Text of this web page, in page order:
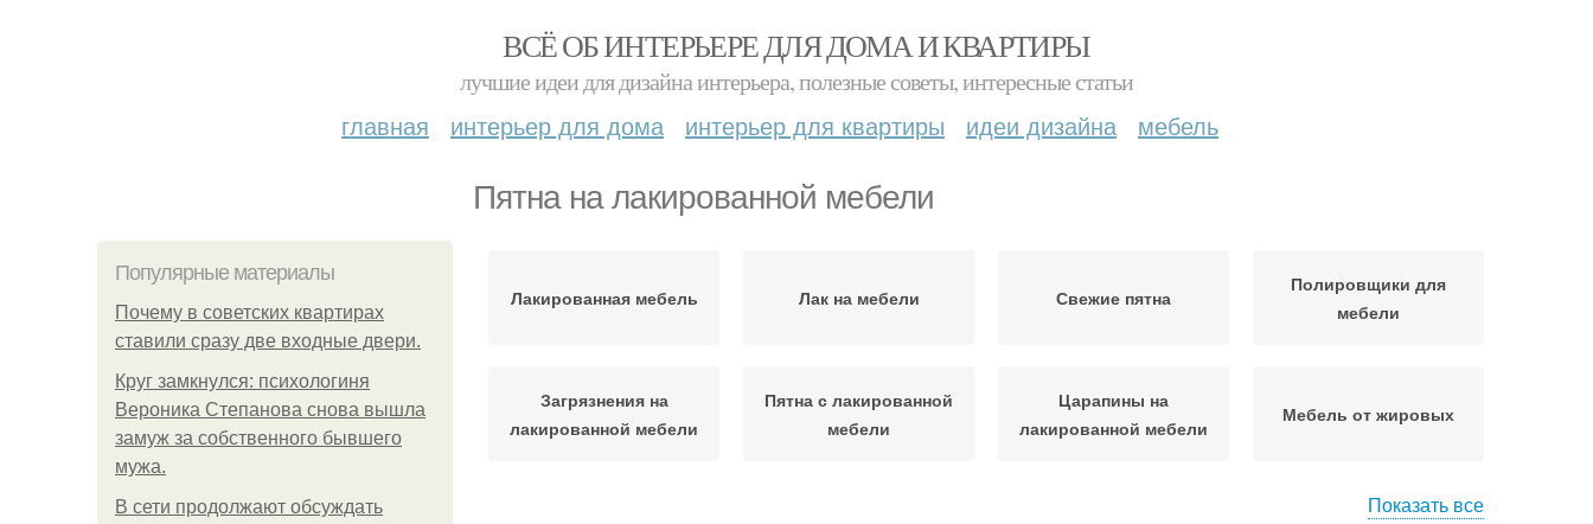
ВСЁ ОБ ИНТЕРЬЕРЕ ДЛЯ ДОМА И КВАРТИРЫ
лучшие идеи для дизайна интерьера, полезные советы, интересные статьи
главная интерьер для дома интерьер для квартиры идеи дизайна мебель
Пятна на лакированной мебели
Популярные материалы
Почему в советских квартирах
ставили сразу две входные двери.
Круг замкнулся: психологиня
Вероника Степанова снова вышла
замуж за собственного бывшего
мужа.
В сети продолжают обсуждать
Лакированная мебель Лак на мебели Свежие пятна
Полировщики для
мебели
Загрязнения на
лакированной мебели
Пятна с лакированной
мебели
Царапины на
лакированной мебели
Мебель от жировых
Показать все